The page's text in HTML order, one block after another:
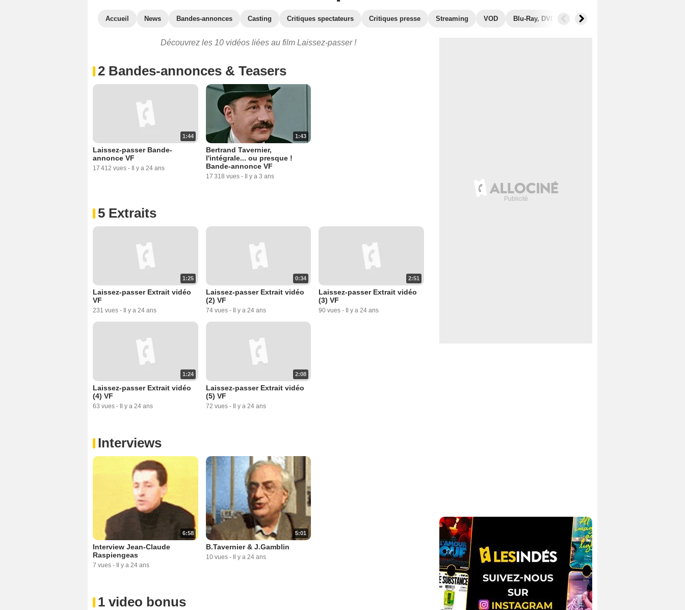
Accueil News Bandes-annonces Casting Critiques spectateurs Critiques presse Streaming VOD Blu-Ray, DVD Photos
Découvrez les 10 vidéos liées au film Laissez-passer !
2 Bandes-annonces & Teasers
1:44
Laissez-passer Bande-
annonce VF
17 412 vues - Il y a 24 ans
1:43
Bertrand Tavernier,
l'intégrale... ou presque !
Bande-annonce VF
17 318 vues - Il y a 3 ans
5 Extraits
1:25
Laissez-passer Extrait vidéo
VF
231 vues - Il y a 24 ans
0:34
Laissez-passer Extrait vidéo
(2) VF
74 vues - Il y a 24 ans
2:51
Laissez-passer Extrait vidéo
(3) VF
90 vues - Il y a 24 ans
1:24
Laissez-passer Extrait vidéo
(4) VF
63 vues - Il y a 24 ans
2:08
Laissez-passer Extrait vidéo
(5) VF
72 vues - Il y a 24 ans
Interviews
6:58
Interview Jean-Claude
Raspiengeas
7 vues - Il y a 24 ans
5:01
B.Tavernier & J.Gamblin
10 vues - Il y a 24 ans
1 video bonus